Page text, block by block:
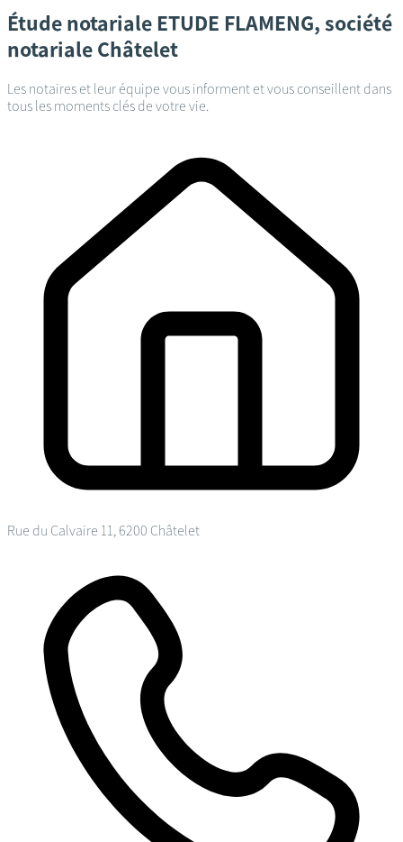
Étude notariale ETUDE FLAMENG, société
notariale Châtelet
Les notaires et leur équipe vous informent et vous conseillent dans
tous les moments clés de votre vie.
Rue du Calvaire 11, 6200 Châtelet